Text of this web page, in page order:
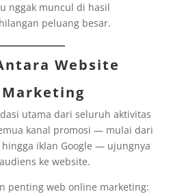
nggak muncul di hasil
peluang besar.
Website
utama dari seluruh aktivitas
kanal promosi — mulai dari
iklan Google — ujungnya
ke website.
penting web online marketing: